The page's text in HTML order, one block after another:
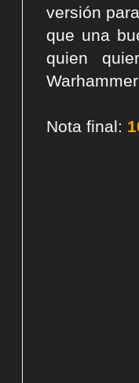
versión
que una
quien
Nota final: